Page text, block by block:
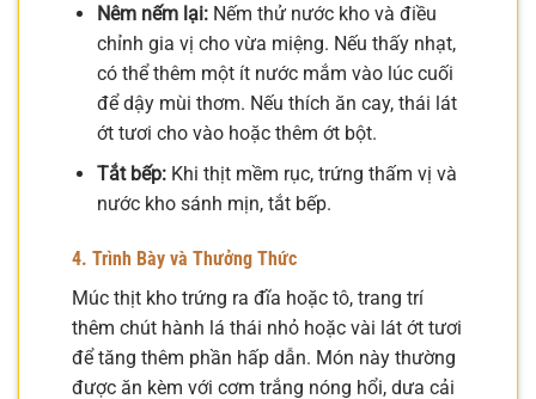
Nêm nếm lại:Nếm thử nước kho và điều
chỉnh gia vị cho vừa miệng. Nếu thấy nhạt,
có thể thêm một ít nước mắm vào lúc cuối
để dậy mùi thơm. Nếu thích ăn cay, thái lát
ớt tươi cho vào hoặc thêm ớt bột.
Tắt bếp:Khi thịt mềm rục, trứng thấm vị và
nước kho sánh mịn, tắt bếp.
4. Trình Bày và Thưởng Thức
Múc thịt kho trứng ra đĩa hoặc tô, trang trí
thêm chút hành lá thái nhỏ hoặc vài lát ớt tươi
để tăng thêm phần hấp dẫn. Món này thường
được ăn kèm với cơm trắng nóng hổi, dưa cải